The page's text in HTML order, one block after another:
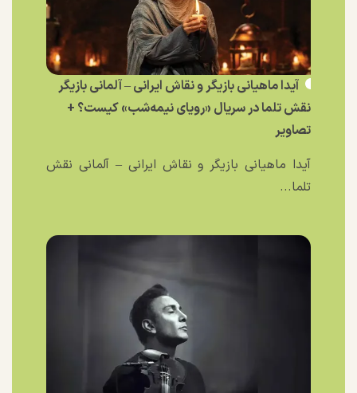
آیدا ماهیانی بازیگر و نقاش ایرانی – آلمانی بازیگر
نقش تلما در سریال «رویای نیمه‌شب» کیست؟ +
تصاویر
آیدا ماهیانی بازیگر و نقاش ایرانی – آلمانی نقش
تلما...